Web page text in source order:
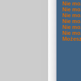
Nie
Nie
Nie
Nie
Nie
Nie
Możesz